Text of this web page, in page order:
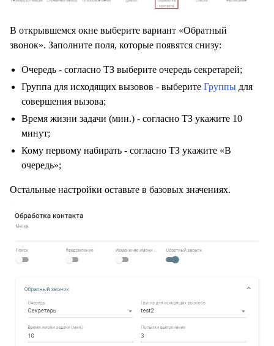
В открывшемся окне выберите вариант «Обратный
звонок». Заполните поля, которые появятся снизу:
Очередь - согласно ТЗ выберите очередь секретарей;
Группа для исходящих вызовов - выберитеГруппы для
совершения вызова;
Время жизни задачи (мин.) - согласно ТЗ укажите 10
минут;
Кому первому набирать - согласно ТЗ укажите «В
очередь»;
Остальные настройки оставьте в базовых значениях.